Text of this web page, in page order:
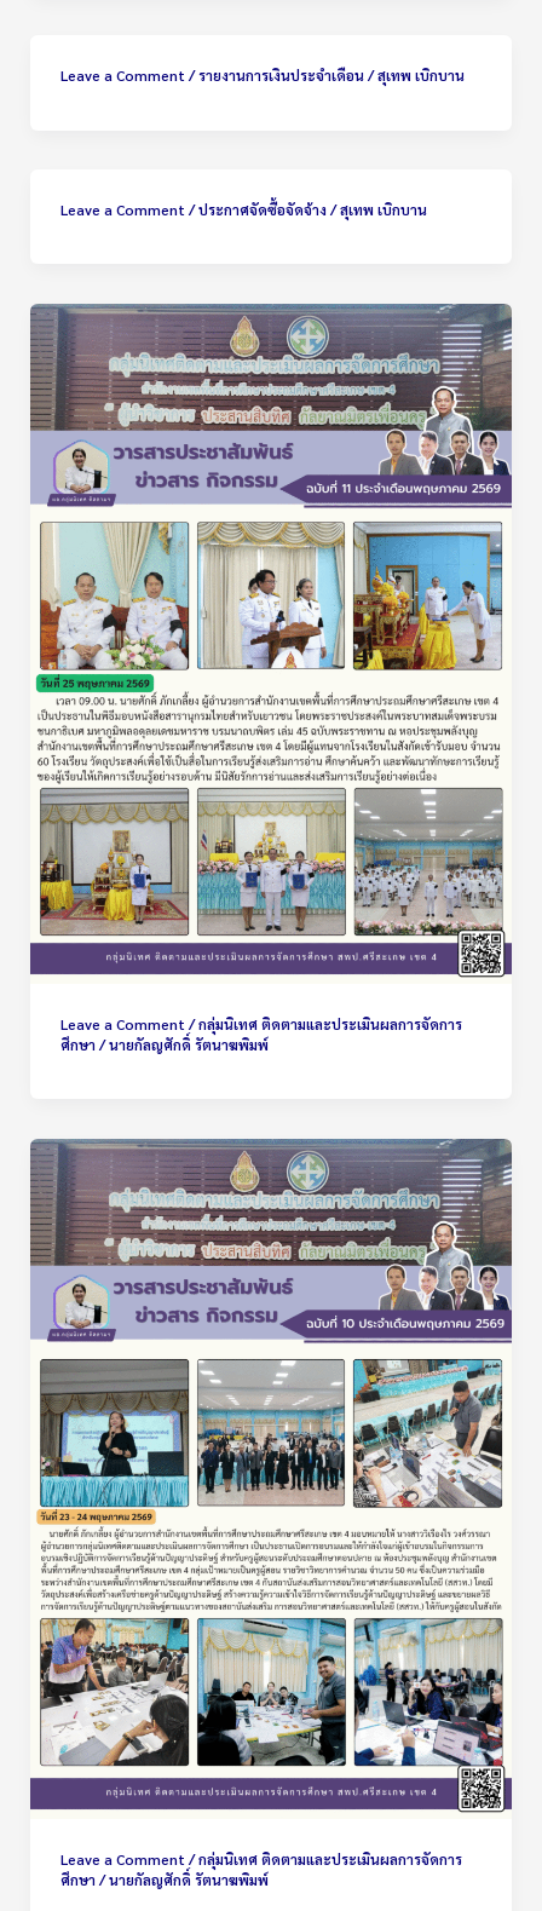
Leave a Comment /รายงานการเงินประจำเดือน/สุเทพ เบิกบาน
Leave a Comment /ประกาศจัดซื้อจัดจ้าง /สุเทพ เบิกบาน
Leave a Comment /กลุ่มนิเทศ ติดตามและประเมินผลการจัดการ
ศึกษา /นายกัลญศักดิ์ รัตนาฆพิมพ์
Leave a Comment /กลุ่มนิเทศ ติดตามและประเมินผลการจัดการ
ศึกษา /นายกัลญศักดิ์ รัตนาฆพิมพ์